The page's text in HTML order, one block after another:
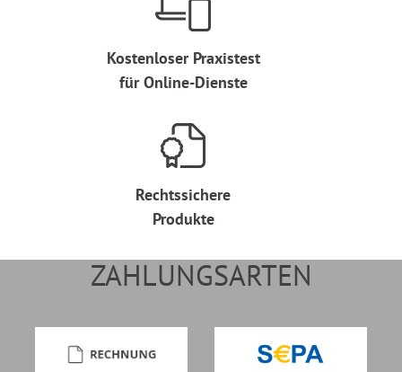
Kostenloser Praxistest
für Online-Dienste
Rechtssichere
Produkte
ZAHLUNGSARTEN